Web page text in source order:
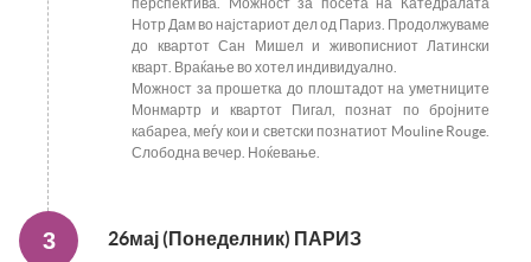
Нотр Дам во најстариот дел од Париз. Продолжуваме
до квартот Сан Мишел и живописниот Латински
кварт. Враќање во хотел индивидуално.
Можност за прошетка до плоштадот на уметниците
Монмартр и квартот Пигал, познат по бројните
кабареа, меѓу кои и светски познатиот Mouline Rouge.
Слободна вечер. Ноќевање.
3 26мај (Понеделник) ПАРИЗ